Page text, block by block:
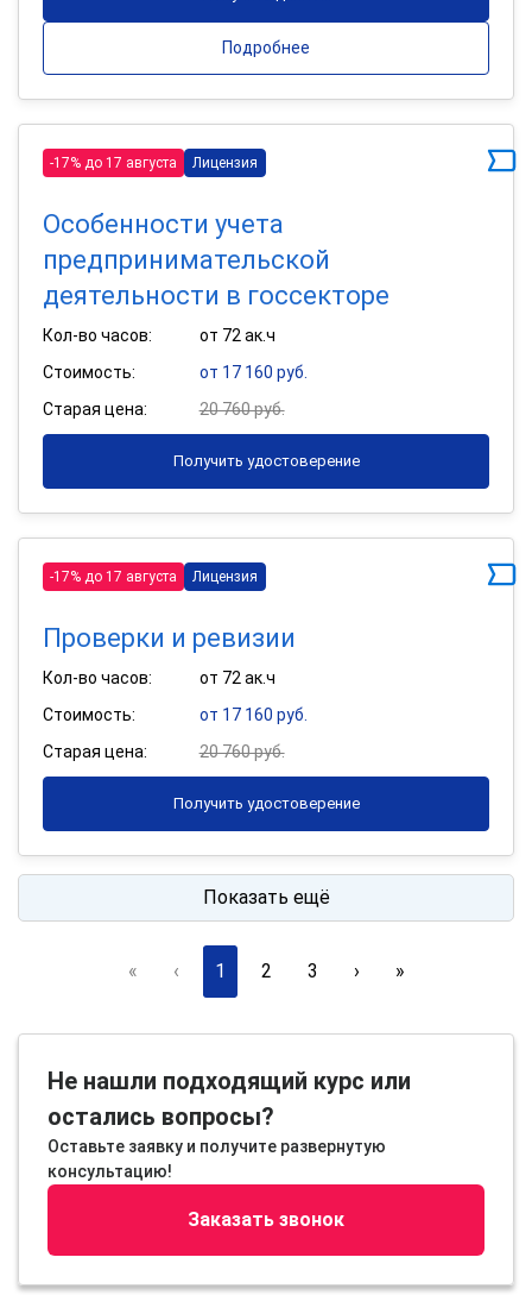
Подробнее
-17% до 17 августа Лицензия
Особенности учета
предпринимательской
деятельности в госсекторе
Кол-во часов:
от 72 ак.ч
Стоимость:
от 17 160 руб.
Старая цена:
20 760 руб.
Получить удостоверение
-17% до 17 августа Лицензия
Проверки и ревизии
Кол-во часов:
от 72 ак.ч
Стоимость:
от 17 160 руб.
Старая цена:
20 760 руб.
Получить удостоверение
Показать ещё
« ‹ 1 2 3 › »
Не нашли подходящий курс или
остались вопросы?
Оставьте заявку и получите развернутую
консультацию!
Заказать звонок